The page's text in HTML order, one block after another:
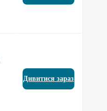
Дивитися зараз